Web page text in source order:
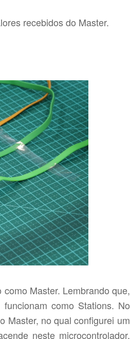
recebidos do Master.
Master. Lembrando que,
como Stations. No
Master, no qual configurei um
neste microcontrolador,